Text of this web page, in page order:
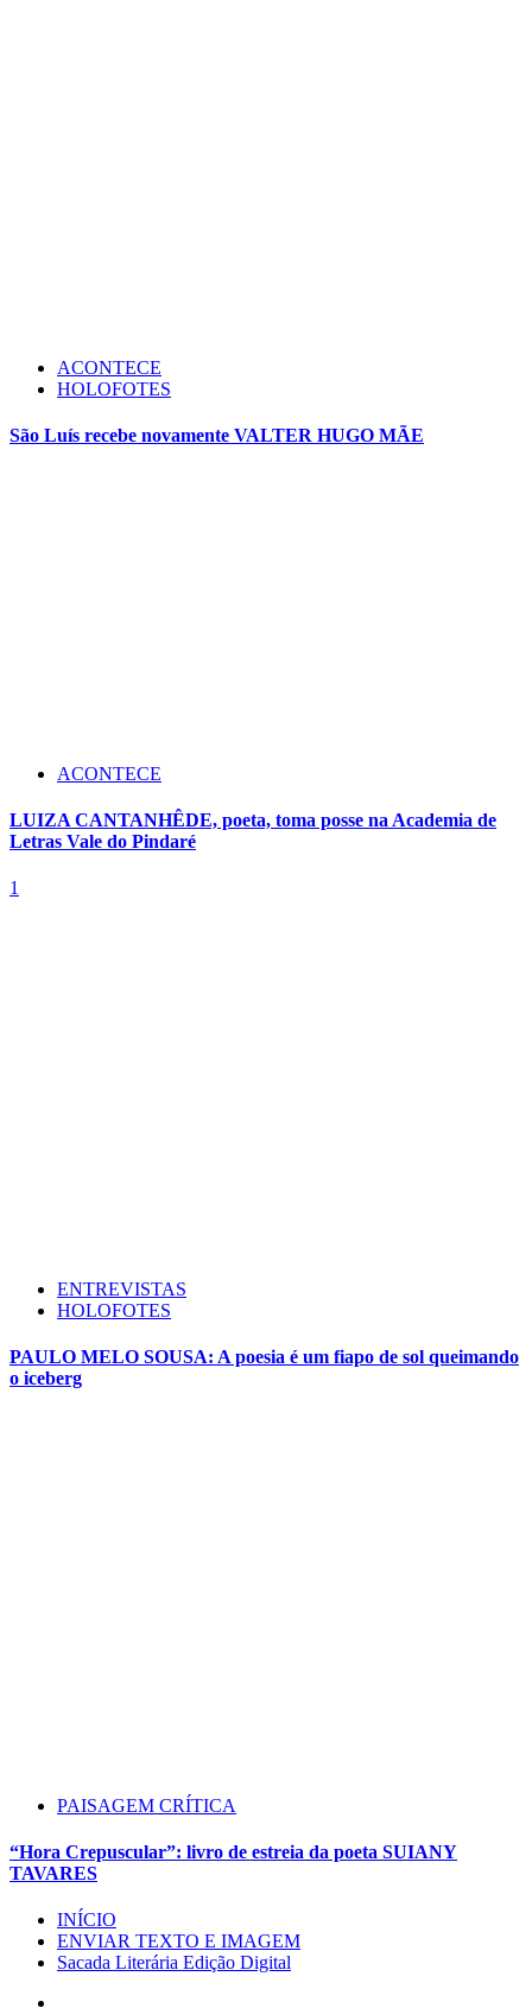
ACONTECE
HOLOFOTES
São Luís recebe novamente VALTER HUGO MÃE
ACONTECE
LUIZA CANTANHÊDE, poeta, toma posse na Academia de
Letras Vale do Pindaré
1
ENTREVISTAS
HOLOFOTES
PAULO MELO SOUSA: A poesia é um fiapo de sol queimando
o iceberg
PAISAGEM CRÍTICA
“Hora Crepuscular”: livro de estreia da poeta SUIANY
TAVARES
INÍCIO
ENVIAR TEXTO E IMAGEM
Sacada Literária Edição Digital